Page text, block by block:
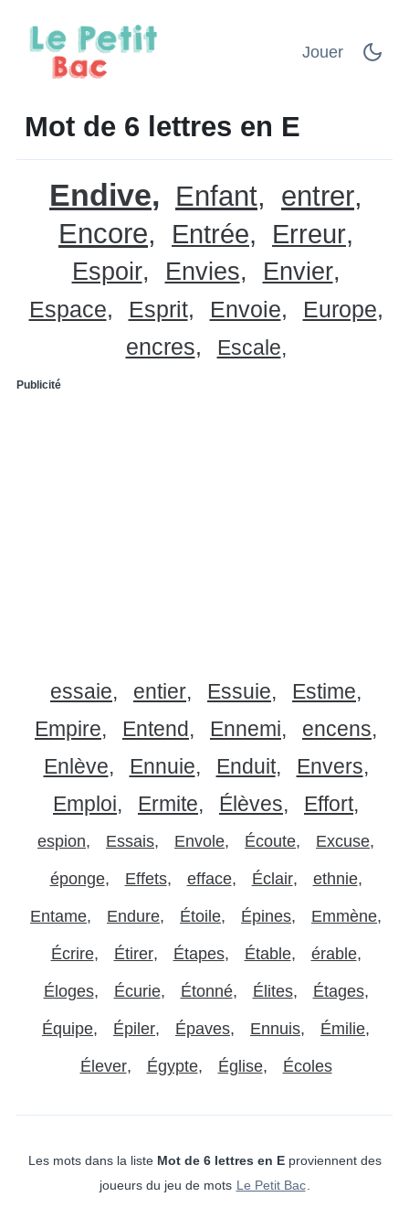
Jouer
Mot de 6 lettres en E
Endive Enfant
entrer
Encore
Entrée Erreur
Espoir Envies Envier
Espace Esprit Envoie
Europe
encres
Escale
Publicité
essaie entier Essuie
Estime
Empire
Entend Ennemi
encens
Enlève
Ennuie Enduit
Envers
Emploi
Ermite Élèves Effort
espion Essais Envole Écoute Excuse
éponge Effets efface Éclair ethnie
Entame Endure Étoile Épines Emmène
Écrire Étirer Étapes Étable érable
Éloges Écurie Étonné Élites Étages
Équipe Épiler Épaves Ennuis Émilie
Élever Égypte Église Écoles
Les mots dans la liste Mot de 6 lettres en Eproviennent des
joueurs du jeu de mots Le Petit Bac